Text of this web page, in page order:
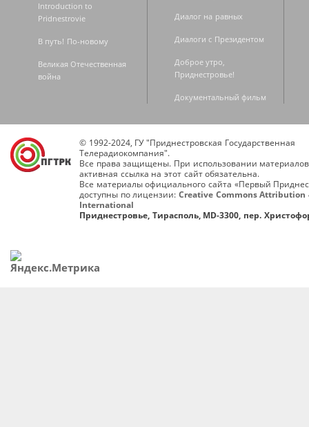
Introduction to
Pridnestrovie
В путь! По-новому
Великая Отечественная
война
Диалог на равных
Диалоги с Президентом
Доброе утро,
Приднестровье!
Документальный фильм
© 1992-2024, ГУ "Приднестровская Государственная
Телерадиокомпания".
Все права защищены. При использовании
активная ссылка на этот сайт обязательна.
Все материалы официального сайта «Первый
доступны по лицензии: Creative Commons Attribution
International
Приднестровье, Тирасполь, MD-3300, пер.